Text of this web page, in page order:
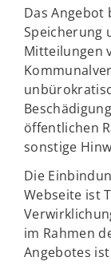
Das Angebot
Speicherung
Mitteilungen
öffentlichen
sonstige
Die
Webseite ist
im Rahmen
Angebotes